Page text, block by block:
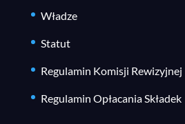
Władze
Statut
Regulamin Komisji Rewizyjnej
Regulamin Opłacania Składek